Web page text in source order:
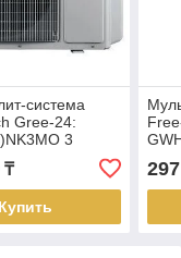
система
Gree-24:
3
блок)
₸
Купить